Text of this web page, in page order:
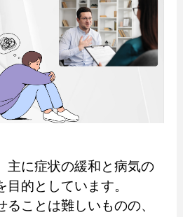
主に症状の緩和と病気の
的としています。
ことは難しいものの、